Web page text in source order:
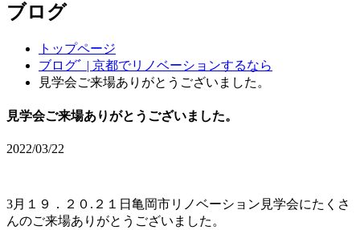
ブログ
トップページ
ブログﾞ | 京都でリノベーションするなら
見学会ご来場ありがとうございました。
見学会ご来場ありがとうございました。
2022/03/22
3月１９．２０.２１日亀岡市リノベーション見学会にたくさ
んのご来場ありがとうございました。